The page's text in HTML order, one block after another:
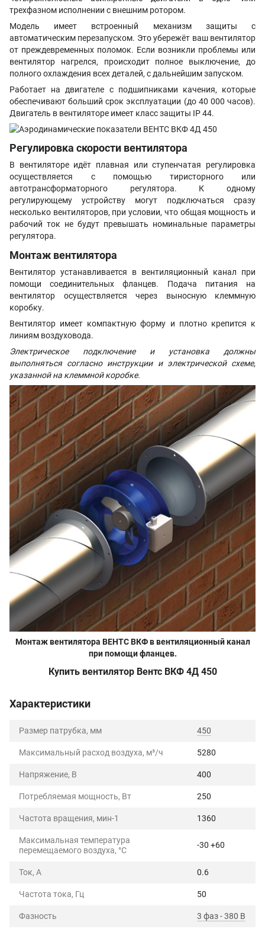
трехфазном исполнении с внешним ротором.
Модель имеет встроенный механизм защиты с
автоматическим перезапуском. Это убережёт ваш вентилятор
от преждевременных поломок. Если возникли проблемы или
вентилятор нагрелся, происходит полное выключение, до
полного охлаждения всех деталей, с дальнейшим запуском.
Работает на двигателе с подшипниками качения, которые
обеспечивают больший срок эксплуатации (до 40 000 часов).
Двигатель в вентиляторе имеет класс защиты IP 44.
Регулировка скорости вентилятора
В вентиляторе идёт плавная или ступенчатая регулировка
осуществляется с помощью тиристорного или
автотрансформаторного регулятора. К одному
регулирующему устройству могут подключаться сразу
несколько вентиляторов, при условии, что общая мощность и
рабочий ток не будут превышать номинальные параметры
регулятора.
Монтаж вентилятора
Вентилятор устанавливается в вентиляционный канал при
помощи соединительных фланцев. Подача питания на
вентилятор осуществляется через выносную клеммную
коробку.
Вентилятор имеет компактную форму и плотно крепится к
линиям воздуховода.
Электрическое подключение и установка должны
выполняться согласно инструкции и электрической схеме,
указанной на клеммной коробке.
Монтаж вентилятора ВЕНТС ВКФ в вентиляционный канал
при помощи фланцев.
Купить вентилятор Вентс ВКФ 4Д 450
Характеристики
Размер патрубка, мм 450
Максимальный расход воздуха, м³/ч 5280
Напряжение, В 400
Потребляемая мощность, Вт 250
Частота вращения, мин-1 1360
Максимальная температура
перемещаемого воздуха, °C
-30 +60
Ток, А 0.6
Частота тока, Гц 50
Фазность 3 фаз - 380 В